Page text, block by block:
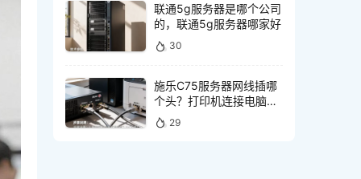
联通5g服务器是哪个公司
的，联通5g服务器哪家好
30
施乐C75服务器网线插哪
个头？打印机连接电脑网
线接口怎么选
29